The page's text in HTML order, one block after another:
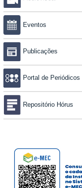
Eventos
Publicações
Portal de Periódicos
Repositório Hórus